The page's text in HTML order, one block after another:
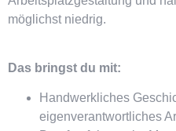
möglichst niedrig.
Das bringst du mit:
Handwerkliches
eigenverantwortliches